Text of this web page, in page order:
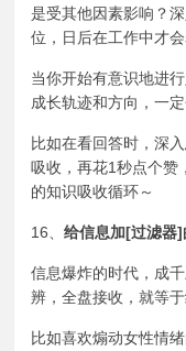
是受其他因素影响？
位，日后在工作中才会
当你开始有意识地进
成长轨迹和方向，一
比如在看回答时，深
吸收，再花1秒点个赞
的知识吸收循环～
16、给信息加[过滤器]
信息爆炸的时代，成
辨，全盘接收，就等
比如喜欢煽动女性情